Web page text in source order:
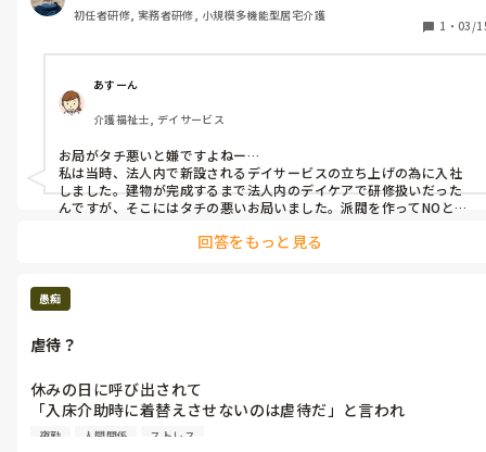
初任者研修, 実務者研修, 小規模多機能型居宅介護
1 ・ 03/
あすーん
介護福祉士, デイサービス
お局がタチ悪いと嫌ですよねー…
私は当時、法人内で新設されるデイサービスの立ち上げの為に入社
しました。建物が完成するまで法人内のデイケアで研修扱いだった
んですが、そこにはタチの悪いお局いました。派閥を作ってNOと言
くそんな事していたから罰があたったんでしょうね…職員が何人も一
眞哉さんは他の投稿を読んでいても良い方だと思います。異動は悔し
いと思いますが、そんなお局と働かなくて良くなるんだとプラスに
ちなみに私は今のデイサービスで23年勤めていますのでお局ですね
でも利用者様からも「あなたは長く勤めてるのに偉そうな態度を取
らないからいいわね」って褒めてもらえるのが自慢です☺️逆を言え
ば頼りないのでしょうかww
研修期間の時に嫌な思いをしたので自分はそうならないように今で
回答をもっと見る
愚痴
虐待？
休みの日に呼び出されて
「入床介助時に着替えさせないのは虐待だ」と言われ
利用者さんが「着替えたくない」「粗暴行為がある」ので、僕は
夜勤 人間関係 ストレス